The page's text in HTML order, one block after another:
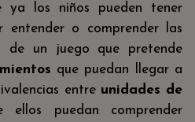
ya los niños pueden tener
entender o comprender las
de un juego que pretende
que puedan llegar a
entre unidades de
ellos puedan comprender